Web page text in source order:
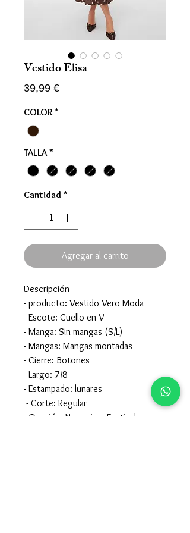
Vestido Elisa
39,99 €Precio
COLOR *
TALLA *
Cantidad *
Agregar al carrito
Descripción
- producto: Vestido Vero Moda
- Escote: Cuello en V
- Manga: Sin mangas (S/L)
- Mangas: Mangas montadas
- Cierre: Botones
- Largo: 7/8
- Estampado: lunares
- Corte: Regular
- Ocasión: Negocios, Festival,